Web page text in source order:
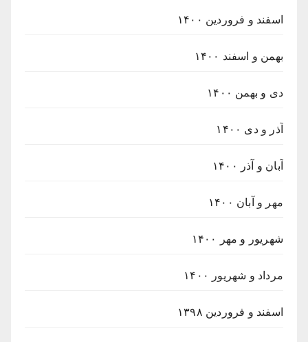
اسفند و فروردین ۱۴۰۰
بهمن و اسفند ۱۴۰۰
دی و بهمن ۱۴۰۰
آذر و دی ۱۴۰۰
آبان و آذر ۱۴۰۰
مهر و آبان ۱۴۰۰
شهریور و مهر ۱۴۰۰
مرداد و شهریور ۱۴۰۰
اسفند و فروردین ۱۳۹۸